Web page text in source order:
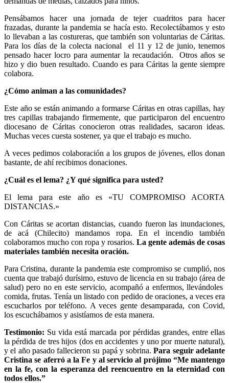
Pensábamos hacer una jornada de tejer cuadritos para hacer
frazadas, durante la pandemia se hacía esto. Recolectábamos y esto
lo llevaban a las costureras, que también son voluntarias de Cáritas.
Para los días de la colecta nacional el 11 y 12 de junio, tenemos
pensado hacer locro para aumentar la recaudación. Otros años se
hizo y dio buen resultado. Cuando es para Cáritas la gente siempre
colabora.
¿Cómo animan a las comunidades?
Este año se están animando a formarse Cáritas en otras capillas, hay
tres capillas trabajando firmemente, que participaron del encuentro
diocesano de Cáritas conocieron otras realidades, sacaron ideas.
Muchas veces cuesta sostener, ya que el trabajo es mucho.
A veces pedimos colaboración a los grupos de jóvenes, ellos donan
bastante, de ahí recibimos donaciones.
¿Cuál es el lema? ¿Y qué significa para usted?
El lema para este año es «TU COMPROMISO ACORTA
DISTANCIAS.»
Con Cáritas se acortan distancias, cuando fueron las inundaciones,
de acá (Chilecito) mandamos ropa. En el incendio también
colaboramos mucho con ropa y rosarios. La gente además de cosas
materiales también necesita oración.
Para Cristina, durante la pandemia este compromiso se cumplió, nos
cuenta que trabajó durísimo, estuvo de licencia en su trabajo (área de
salud) pero no en este servicio, acompañó a enfermos, llevándoles
comida, frutas. Tenía un listado con pedido de oraciones, a veces era
escucharlos por teléfono. A veces gente desamparada, con Covid,
los escuchábamos y asistíamos de esta manera.
Testimonio: Su vida está marcada por pérdidas grandes, entre ellas
la pérdida de tres hijos (dos en accidentes y uno por muerte natural),
y el año pasado fallecieron su papá y sobrina.Para seguir adelante
Cristina se aferró a la Fe y al servicio al prójimo “Me mantengo
en la fe, con la esperanza del reencuentro en la eternidad con
todos ellos.”